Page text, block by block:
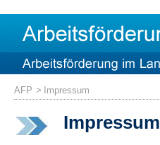
AFP Impressum
Impressum